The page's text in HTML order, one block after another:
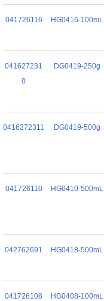
041726116 HG0416-100mL
041627231
0
DG0419-250g
0416272311 DG0419-500g
041726110 HG0410-500mL
042762691 HG0418-500mL
041726108 HG0408-100mL